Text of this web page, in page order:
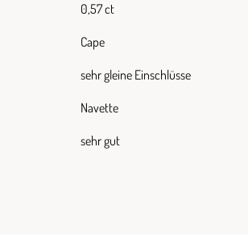
0,57 ct
Cape
sehr gleine Einschlüsse
Navette
sehr gut